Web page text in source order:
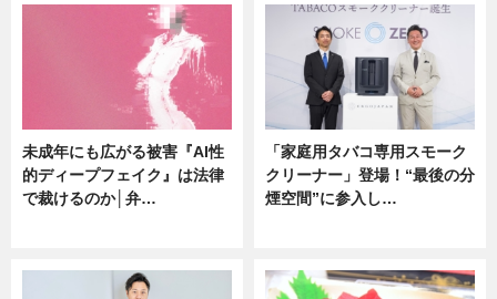
未成年にも広がる被害『AI性
的ディープフェイク』は法律
で裁けるのか│弁…
「家庭用タバコ専用スモーク
クリーナー」登場！“最後の分
煙空間”に参入し…